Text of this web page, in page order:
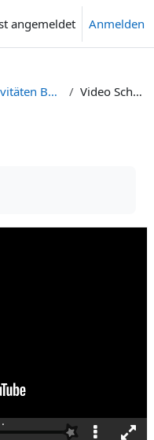
angemeldet Anmelden
H5P Aktivitäten Beispiele Video Schulung